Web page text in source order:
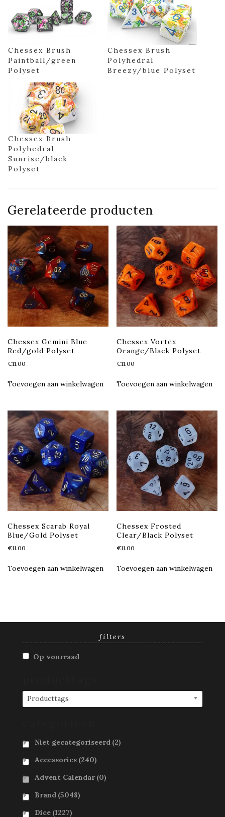
Chessex Brush
Paintball/green
Polyset
Chessex Brush
Polyhedral
Breezy/blue Polyset
Chessex Brush
Polyhedral
Sunrise/black
Polyset
Gerelateerde producten
Chessex Gemini Blue
Red/gold Polyset
€11.00
Toevoegen aan winkelwagen
Chessex Vortex
Orange/Black Polyset
€11.00
Toevoegen aan winkelwagen
Chessex Scarab Royal
Blue/Gold Polyset
€11.00
Toevoegen aan winkelwagen
Chessex Frosted
Clear/Black Polyset
€11.00
Toevoegen aan winkelwagen
filters
Op voorraad
Producttags
Niet gecategoriseerd (2)
Accessories (240)
Advent Calendar (0)
Brand (5048)
Dice (1227)